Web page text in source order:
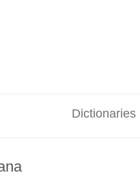
Dictionaries